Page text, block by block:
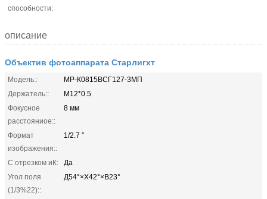
способности:
описание
Объектив фотоаппарата Старлигхт
Модель::
МР-К0815ВСГ127-3МП
Держатель::
М12*0.5
Фокусное
расстояниое::
8 мм
Формат
изображения::
1/2.7 ″
С отрезком иК:
Да
Угол поля
(1/3%22)::
Д54°×Х42°×В23°